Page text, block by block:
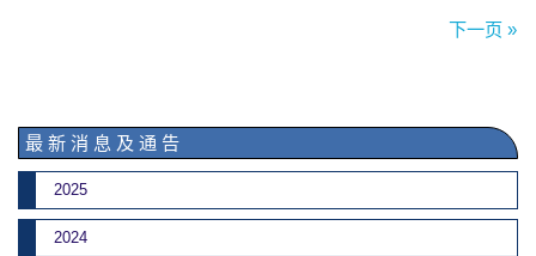
下一页 »
最 新 消 息 及 通 告
2025
2024